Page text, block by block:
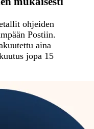
ohjeiden
Postiin.
aina
jopa 15